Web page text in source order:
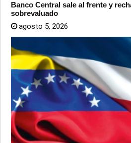
Banco Central sale al frente y
sobrevaluado
agosto 5, 2026